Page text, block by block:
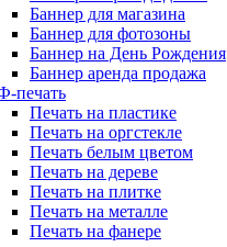
Баннер для магазина
Баннер для фотозоны
Баннер на День Рождения
Баннер аренда продажа
печать
Печать на пластике
Печать на оргстекле
Печать белым цветом
Печать на дереве
Печать на плитке
Печать на металле
Печать на фанере